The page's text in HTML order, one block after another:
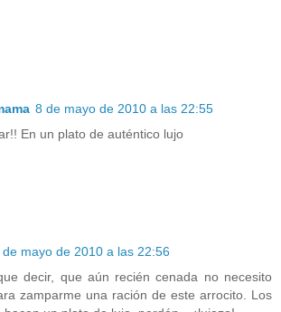
8 de mayo de 2010 a las 22:55
En un plato de auténtico lujo
de mayo de 2010 a las 22:56
decir, que aún recién cenada no necesito
zamparme una ración de este arrocito. Los